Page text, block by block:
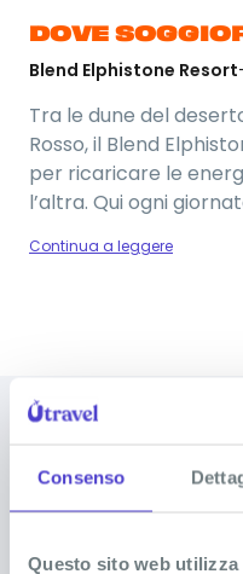
Consenso
Questo sito web utilizza
DOVE
Blend Elphistone Resort
Tra le dune del
Rosso, il Blend
per ricaricare le
l’altra. Qui ogni
per soddisfare ogni
Continua a leggere